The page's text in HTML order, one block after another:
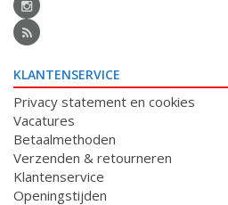
KLANTENSERVICE
Privacy statement en cookies
Vacatures
Betaalmethoden
Verzenden & retourneren
Klantenservice
Openingstijden